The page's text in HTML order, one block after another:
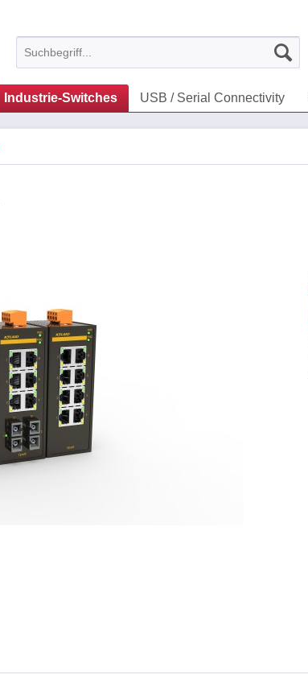
Industrie-Switches USB / Serial Connectivity